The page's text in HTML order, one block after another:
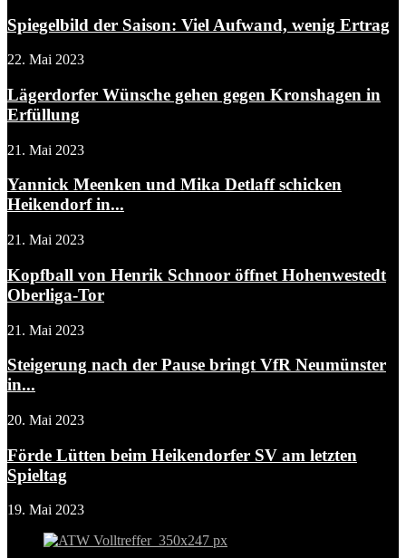
Spiegelbild der Saison: Viel Aufwand, wenig Ertrag
22. Mai 2023
Lägerdorfer Wünsche gehen gegen Kronshagen in
Erfüllung
21. Mai 2023
Yannick Meenken und Mika Detlaff schicken
Heikendorf in...
21. Mai 2023
Kopfball von Henrik Schnoor öffnet Hohenwestedt
Oberliga-Tor
21. Mai 2023
Steigerung nach der Pause bringt VfR Neumünster
in...
20. Mai 2023
Förde Lütten beim Heikendorfer SV am letzten
Spieltag
19. Mai 2023